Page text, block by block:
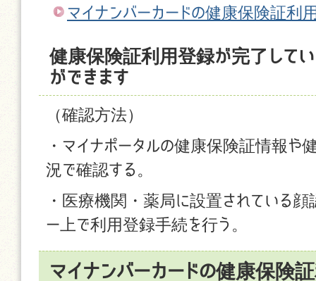
マイナンバーカードの健康保険証利
健康保険証利用登録が完了してい
ができます
（確認方法）
・マイナポータルの健康保険証情報
況で確認する。
・医療機関・薬局に設置されている顔
ー上で利用登録手続を行う。
マイナンバーカードの健康保険